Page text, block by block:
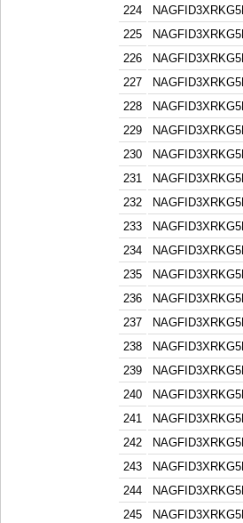
224
225
226
227
228
229
230
231
232
233
234
235
236
237
238
239
240
241
242
243
244
245